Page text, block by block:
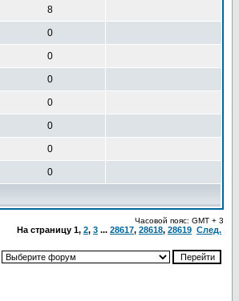
8
0
0
0
0
0
0
0
Часовой пояс: GMT + 3
На страницу 1, 2, 3 ... 28617, 28618, 28619 След.